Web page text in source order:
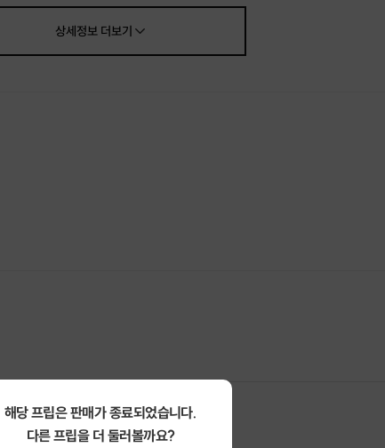
상세정보더보기
해당 프립은 판매가 종료되었습니다.
다른 프립을 더 둘러볼까요?